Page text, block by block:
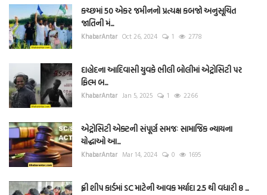
કચ્છમાં 50 એકર જમીનનો પ્રત્યક્ષ કબજો અનુસૂચિત
જાતિની મં...
KhabarAntar Oct 26, 2024 1 2778
દાહોદના આદિવાસી યુવકે ભીલી બોલીમાં એટ્રોસિટી પર
ફિલ્મ બ...
KhabarAntar Jan 5, 2025 1 2266
એટ્રોસિટી એક્ટની સંપૂર્ણ સમજઃ સામાજિક ન્યાયના
યોદ્ધાઓ આ...
KhabarAntar Mar 14, 2024 0 1695
ફ્રી શીપ કાર્ડમાં SC માટેની આવક મર્યાદા 2.5 થી વધારી 8 ...